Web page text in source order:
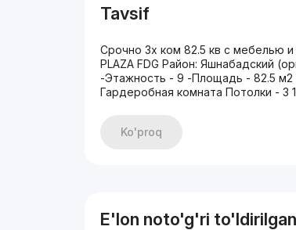
Tavsif
Срочно 3х ком 82.5 кв с мебелью
PLAZA FDG Район: Яшнабадский
-Этажность - 9 -Площадь - 82.5 м2
Гардеробная комната Потолки - 3
Ko'proq
E'lon noto'g'ri